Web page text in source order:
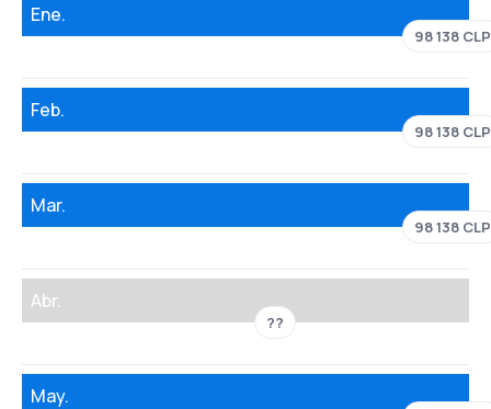
Ene.
98 138 CLP
Feb.
98 138 CLP
Mar.
98 138 CLP
Abr.
??
May.